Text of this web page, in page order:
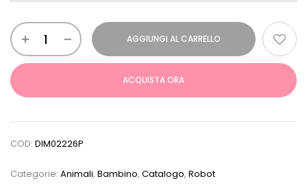
AGGIUNGI AL CARRELLO
ACQUISTA ORA
COD: DIM02226P
Categorie: Animali, Bambino, Catalogo, Robot